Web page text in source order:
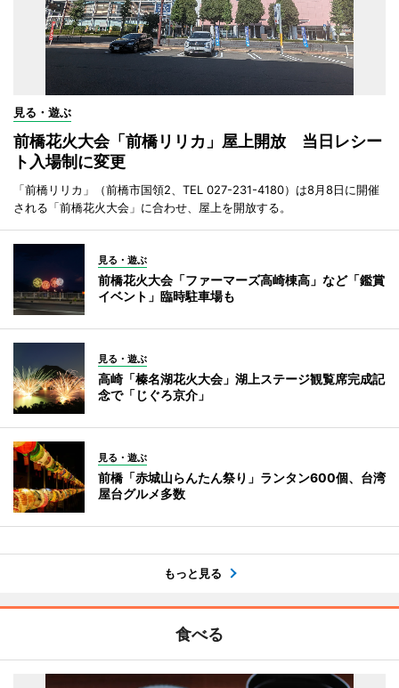
見る・遊ぶ
前橋花火大会「前橋リリカ」屋上開放 当日レシー
ト入場制に変更
「前橋リリカ」（前橋市国領2、TEL 027-231-4180）は8月8日に開催
される「前橋花火大会」に合わせ、屋上を開放する。
見る・遊ぶ
前橋花火大会「ファーマーズ高崎棟高」など「鑑賞
イベント」臨時駐車場も
見る・遊ぶ
高崎「榛名湖花火大会」湖上ステージ観覧席完成記
念で「じぐろ京介」
見る・遊ぶ
前橋「赤城山らんたん祭り」ランタン600個、台湾
屋台グルメ多数
もっと見る
食べる